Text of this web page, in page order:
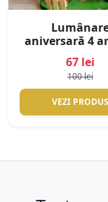
aniversară 4
67 lei
100 lei
VEZI PRODUS